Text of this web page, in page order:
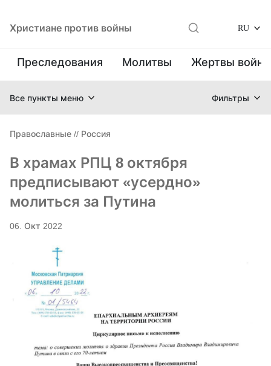
Христиане против войны RU
Преследования Молитвы Жертвы
Все пункты меню Фильтры
Православные // Россия
В храмах РПЦ 8 октября
предписывают «усердно»
молиться за Путина
06. Окт 2022